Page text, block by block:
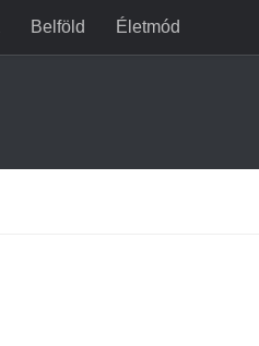
Belföld Életmód